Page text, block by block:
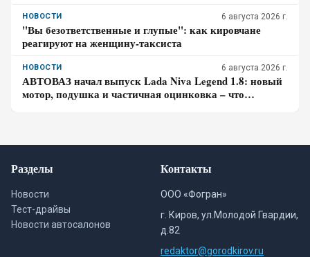
НОВОСТИ 6 августа 2026 г.
"Вы безответственные и глупые": как кировчане
реагируют на женщину-таксиста
НОВОСТИ 6 августа 2026 г.
АВТОВАЗ начал выпуск Lada Niva Legend 1.8: новый
мотор, подушка и частичная оцинковка – что
Разделы
Новости
Тест-драйвы
Новости автосалонов
Контакты
ООО «Фогран»
г. Киров, ул.Молодой Гвардии,
д.82
redaktor@gorodkirov.ru